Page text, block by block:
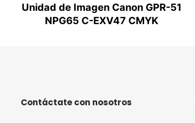
Unidad de Imagen Canon GPR-51
NPG65 C-EXV47 CMYK
Contáctate con nosotros